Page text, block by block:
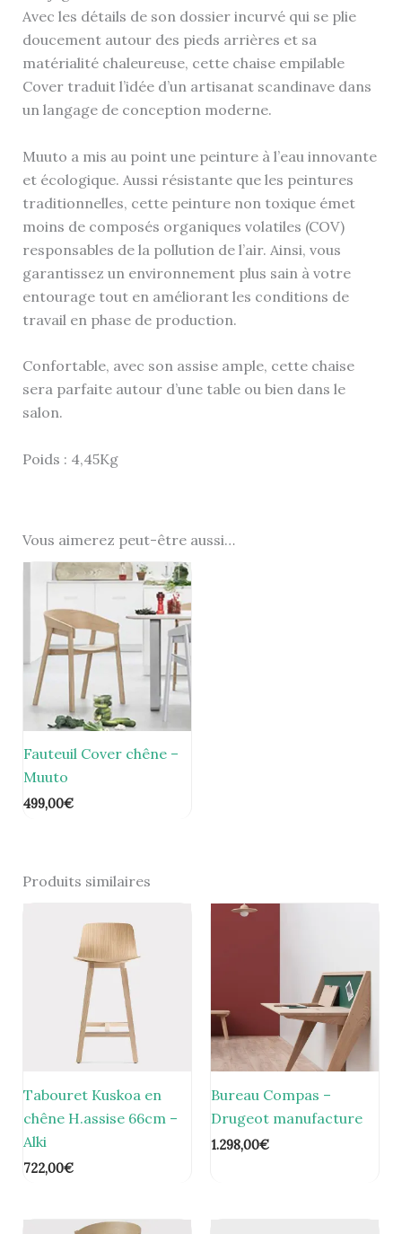
Avec les détails de son dossier incurvé qui se plie
doucement autour des pieds arrières et sa
matérialité chaleureuse, cette chaise empilable
Cover traduit l’idée d’un artisanat scandinave dans
un langage de conception moderne.
Muuto a mis au point une peinture à l’eau innovante
et écologique. Aussi résistante que les peintures
traditionnelles, cette peinture non toxique émet
moins de composés organiques volatiles (COV)
responsables de la pollution de l’air. Ainsi, vous
garantissez un environnement plus sain à votre
entourage tout en améliorant les conditions de
travail en phase de production.
Confortable, avec son assise ample, cette chaise
sera parfaite autour d’une table ou bien dans le
salon.
Poids : 4,45Kg
Vous aimerez peut-être aussi…
Fauteuil Cover chêne –
Muuto
499,00€
Produits similaires
Tabouret Kuskoa en
chêne H.assise 66cm –
Alki
722,00€
Bureau Compas –
Drugeot manufacture
1.298,00€